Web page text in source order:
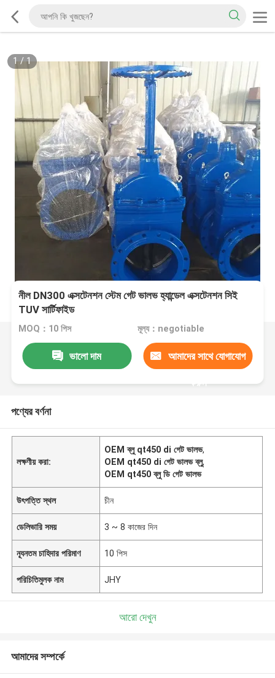
1/1
নীল DN300 এক্সটেনশন স্টেম গেট ভালভ হ্যান্ডেল এক্সটেনশন সিই
TUV সার্টিফাইড
MOQ：10 পিস মূল্য：negotiable
ভালো দাম আমাদের সাথে যোগাযোগ
করুন
পণ্যের বর্ণনা
লক্ষণীয় করা:
OEM ব্লু qt450 di গেট ভালভ,
OEM qt450 di গেট ভালভ ব্লু,
OEM qt450 ব্লু ডি গেট ভালভ
উৎপত্তি স্থল চীন
ডেলিভারি সময় 3 ~ 8 কাজের দিন
ন্যূনতম চাহিদার পরিমাণ 10 পিস
পরিচিতিমুলক নাম JHY
আরো দেখুন
আমাদের সম্পর্কে